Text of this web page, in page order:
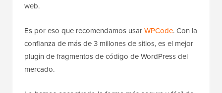
web.
Es por eso que recomendamos usarWPCode. Con la
confianza de más de 3 millones de sitios, es el mejor
plugin de fragmentos de código de WordPress del
mercado.